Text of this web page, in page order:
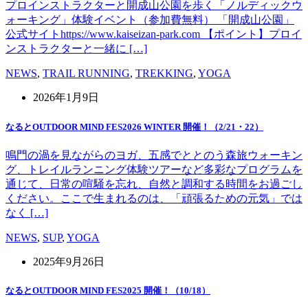
プロインストラクターと開成山公園を歩く「ノルディックウ
ォーキング」体験イベント（参加費無料） 「開成山公園」
公式サイトhttps://www.kaiseizan-park.com 【ポイント】プロイ
ンストラクターと一緒に […]
NEWS, TRAIL RUNNING, TREKKING, YOGA
2026年1月9日
なるとOUTDOOR MIND FES2026 WINTER 開催！（2/21・22）
鳴門の渦を見ながらのヨガ、五感でととのう森旅ウォーキン
グ、トレイルランニング体験ツアーなど多彩なプログラムを
通じて、日常の喧騒を忘れ、自然と調和する時間をお過ごし
ください。ここで生まれるのは、「頑張るための元気」では
なく […]
NEWS, SUP, YOGA
2025年9月26日
なるとOUTDOOR MIND FES2025 開催！（10/18）